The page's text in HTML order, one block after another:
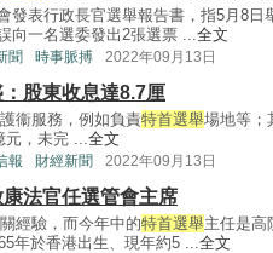
發表行政長官選舉報告書，指5月8日
向一名選委發出2張選票 ...全文
聞 時事脈搏 2022年09月13日
：股東收息達8.7厘
衞服務，例如負責特首選舉場地等；
元，未完 ...全文
報 財經新聞 2022年09月13日
康法官任選管會主席
經驗，而今年中的特首選舉主任是高
年於香港出生、現年約5 ...全文